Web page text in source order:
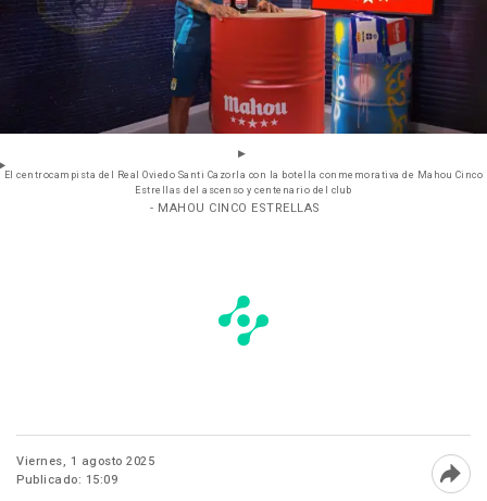
El centrocampista del Real Oviedo Santi Cazorla con la botella conmemorativa de Mahou Cinco
Estrellas del ascenso y centenario del club
- MAHOU CINCO ESTRELLAS
Viernes, 1 agosto 2025
Publicado: 15:09